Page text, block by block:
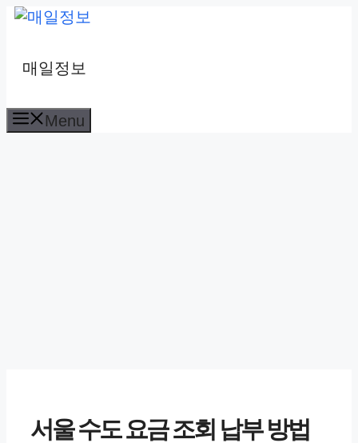
컨
너
매일정보
Menu
서울 수도 요금 조회 납부 방법